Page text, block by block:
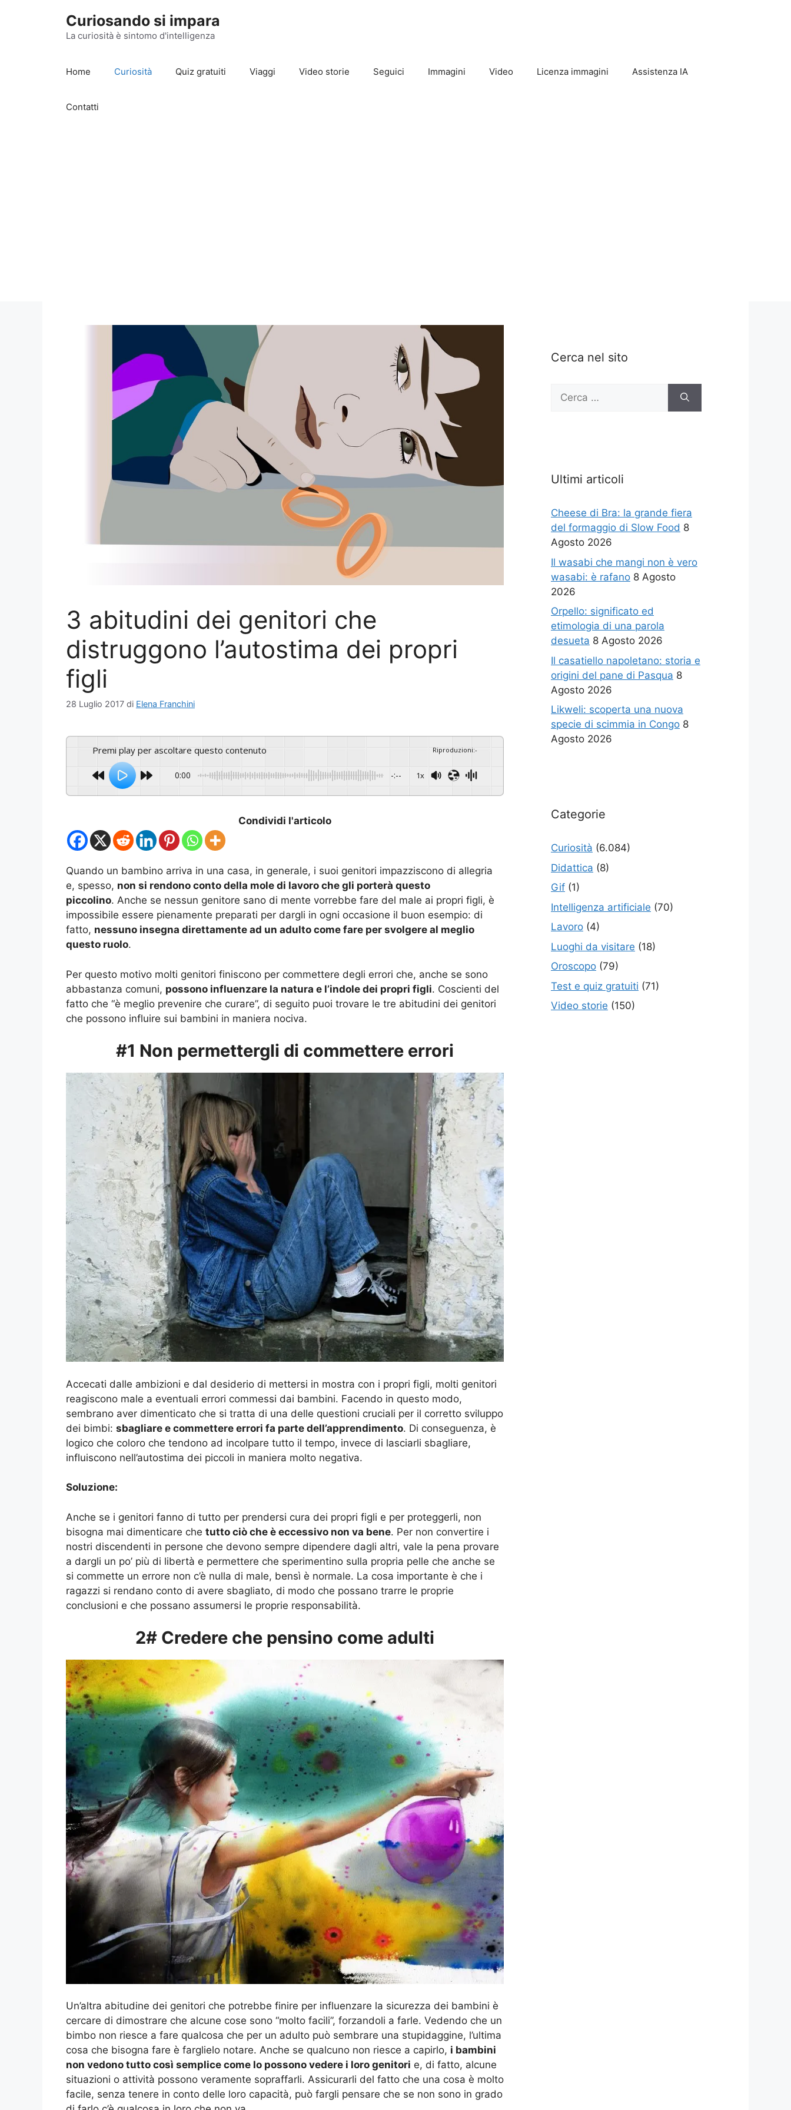
Curiosando si impara
La curiosità è sintomo d'intelligenza
Home Curiosità Quiz gratuiti Viaggi Video storie Seguici Immagini Video Licenza immagini Assistenza IA
Contatti
3 abitudini dei genitori che
distruggono l’autostima dei propri
figli
28 Luglio 2017 di Elena Franchini
Premi play per ascoltare questo contenuto Riproduzioni:-
0:00 -:-- 1x
Condividi l'articolo
Quando un bambino arriva in una casa, in generale, i suoi genitori impazziscono di allegria
e, spesso, non si rendono conto della mole di lavoro che gli porterà questo
piccolino. Anche se nessun genitore sano di mente vorrebbe fare del male ai propri figli, è
impossibile essere pienamente preparati per dargli in ogni occasione il buon esempio: di
fatto, nessuno insegna direttamente ad un adulto come fare per svolgere al meglio
questo ruolo.
Per questo motivo molti genitori finiscono per commettere degli errori che, anche se sono
abbastanza comuni, possono influenzare la natura e l’indole dei propri figli. Coscienti del
fatto che “è meglio prevenire che curare”, di seguito puoi trovare le tre abitudini dei genitori
che possono influire sui bambini in maniera nociva.
#1 Non permettergli di commettere errori
Accecati dalle ambizioni e dal desiderio di mettersi in mostra con i propri figli, molti genitori
reagiscono male a eventuali errori commessi dai bambini. Facendo in questo modo,
sembrano aver dimenticato che si tratta di una delle questioni cruciali per il corretto sviluppo
dei bimbi: sbagliare e commettere errori fa parte dell’apprendimento. Di conseguenza, è
logico che coloro che tendono ad incolpare tutto il tempo, invece di lasciarli sbagliare,
influiscono nell’autostima dei piccoli in maniera molto negativa.
Soluzione:
Anche se i genitori fanno di tutto per prendersi cura dei propri figli e per proteggerli, non
bisogna mai dimenticare che tutto ciò che è eccessivo non va bene. Per non convertire i
nostri discendenti in persone che devono sempre dipendere dagli altri, vale la pena provare
a dargli un po’ più di libertà e permettere che sperimentino sulla propria pelle che anche se
si commette un errore non c’è nulla di male, bensì è normale. La cosa importante è che i
ragazzi si rendano conto di avere sbagliato, di modo che possano trarre le proprie
conclusioni e che possano assumersi le proprie responsabilità.
2# Credere che pensino come adulti
Un’altra abitudine dei genitori che potrebbe finire per influenzare la sicurezza dei bambini è
cercare di dimostrare che alcune cose sono “molto facili”, forzandoli a farle. Vedendo che un
bimbo non riesce a fare qualcosa che per un adulto può sembrare una stupidaggine, l’ultima
cosa che bisogna fare è farglielo notare. Anche se qualcuno non riesce a capirlo, i bambini
non vedono tutto così semplice come lo possono vedere i loro genitori e, di fatto, alcune
situazioni o attività possono veramente sopraffarli. Assicurarli del fatto che una cosa è molto
facile, senza tenere in conto delle loro capacità, può fargli pensare che se non sono in grado
Cerca nel sito
Ricerca
Ultimi articoli
Cheese di Bra: la grande fiera
del formaggio di Slow Food 8
Agosto 2026
Il wasabi che mangi non è vero
wasabi: è rafano 8 Agosto
2026
Orpello: significato ed
etimologia di una parola
desueta 8 Agosto 2026
Il casatiello napoletano: storia e
origini del pane di Pasqua 8
Agosto 2026
Likweli: scoperta una nuova
specie di scimmia in Congo 8
Agosto 2026
Categorie
Curiosità (6.084)
Didattica (8)
Gif (1)
Intelligenza artificiale (70)
Lavoro (4)
Luoghi da visitare (18)
Oroscopo (79)
Test e quiz gratuiti (71)
Video storie (150)